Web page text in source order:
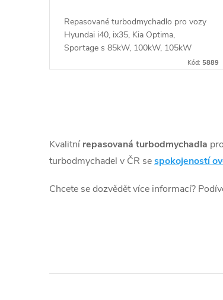
k
ů
Repasované turbodmychadlo pro vozy
Hyundai i40, ix35, Kia Optima,
Sportage s 85kW, 100kW, 105kW
Kód: 5889
v
l
á
í
Kvalitní repasovaná turbodmychadla
turbodmychadel v ČR sespokojeností
Chcete se dozvědět více informací?